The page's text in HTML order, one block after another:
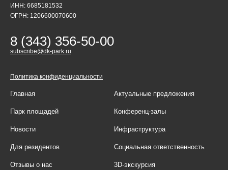
ИНН: 6685181532
ОГРН: 1206600070600
8 (343) 356-50-00
subscribe@dk-park.ru
Политика конфиденциальности
Главная Актуальные предложения
Парк площадей Конференц-залы
Новости Инфраструктура
Для резидентов Социальная ответственность
Отзывы о нас 3D-экскурсия